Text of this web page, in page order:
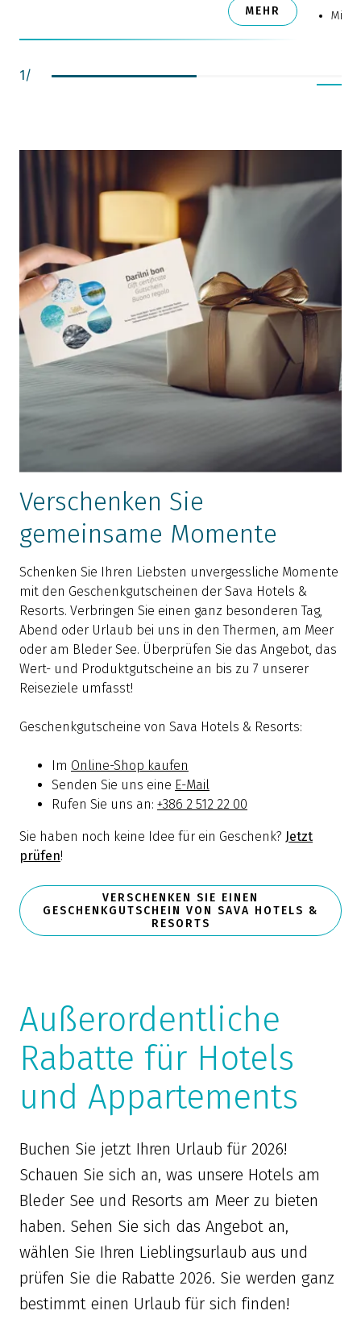
MEHR
1 /
Verschenken Sie
gemeinsame Momente
Schenken Sie Ihren Liebsten unvergessliche Momente
mit den Geschenkgutscheinen der Sava Hotels &
Resorts. Verbringen Sie einen ganz besonderen Tag,
Abend oder Urlaub bei uns in den Thermen, am Meer
oder am Bleder See. Überprüfen Sie das Angebot, das
Wert- und Produktgutscheine an bis zu 7 unserer
Reiseziele umfasst!
Geschenkgutscheine von Sava Hotels & Resorts:
Im Online-Shop kaufen
Senden Sie uns eine E-Mail
Rufen Sie uns an: +386 2 512 22 00
Sie haben noch keine Idee für ein Geschenk? Jetzt
prüfen!
VERSCHENKEN SIE EINEN
GESCHENKGUTSCHEIN VON SAVA HOTELS &
RESORTS
Außerordentliche
Rabatte für Hotels
und Appartements
Buchen Sie jetzt Ihren Urlaub für 2026!
Schauen Sie sich an, was unsere Hotels am
Bleder See und Resorts am Meer zu bieten
haben. Sehen Sie sich das Angebot an,
wählen Sie Ihren Lieblingsurlaub aus und
prüfen Sie die Rabatte 2026. Sie werden ganz
bestimmt einen Urlaub für sich finden!